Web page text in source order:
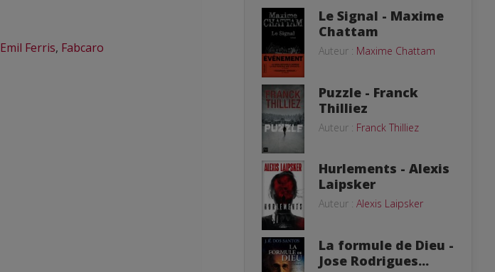
Emil Ferris, Fabcaro
Le Signal - Maxime
Chattam
Auteur : Maxime Chattam
Puzzle - Franck
Thilliez
Auteur : Franck Thilliez
Hurlements - Alexis
Laipsker
Auteur : Alexis Laipsker
La formule de Dieu -
Jose Rodrigues...